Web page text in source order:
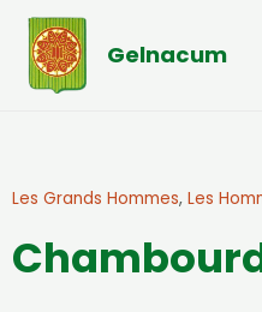
Aller
contenu
Gelnacum
Les Grands Hommes, Les